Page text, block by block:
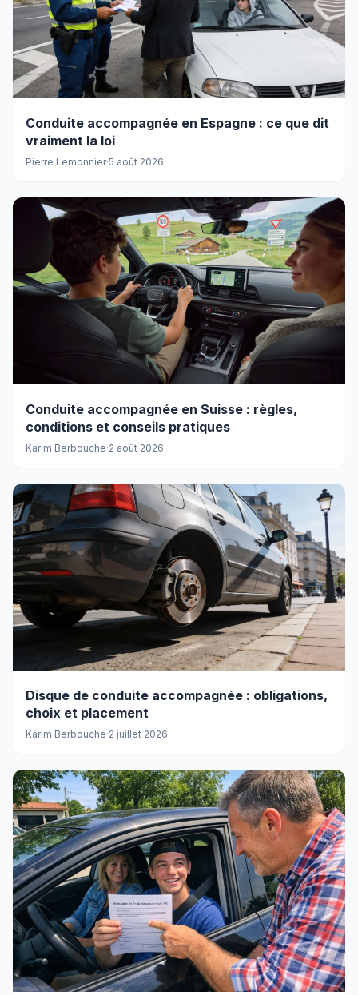
Conduite accompagnée en Espagne : ce que dit
vraiment la loi
Pierre Lemonnier·5 août 2026
Conduite accompagnée en Suisse : règles,
conditions et conseils pratiques
Karim Berbouche·2 août 2026
Disque de conduite accompagnée : obligations,
choix et placement
Karim Berbouche·2 juillet 2026